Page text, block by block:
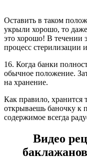
Оставить в таком
укрыли хорошо, то
это хорошо! В течении
процесс стерилизации
16. Когда банки
обычное положение.
на хранение.
Как правило, хранится
открываешь баночку к
содержимое всегда
Видео